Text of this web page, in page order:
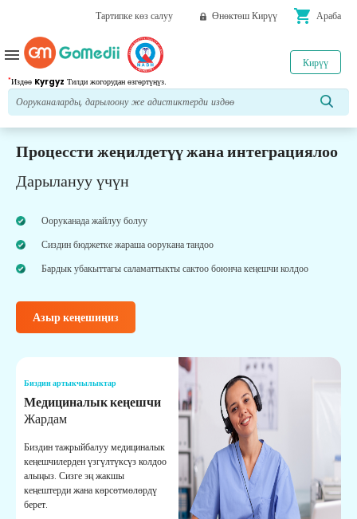
Тартипке көз салуу Өнөктөш Кирүү shopping_cart Араба
*Издөө Kyrgyz Тилди жогорудан өзгөртүңүз.
Кирүү
menu
Процессти жеңилдетүү жана интеграциялоо
Дарылануу үчүн
Ооруканада жайлуу болуу
Сиздин бюджетке жараша оорукана тандоо
Бардык убакыттагы саламаттыкты сактоо боюнча кеңешчи колдоо
Азыр кеңешиңиз
Биздин артыкчылыктар
Медициналык кеңешчи
Жардам
Биздин тажрыйбалуу медициналык
кеңешчилерден үзгүлтүксүз колдоо
алыңыз. Сизге эң жакшы
кеңештерди жана көрсөтмөлөрдү
берет.